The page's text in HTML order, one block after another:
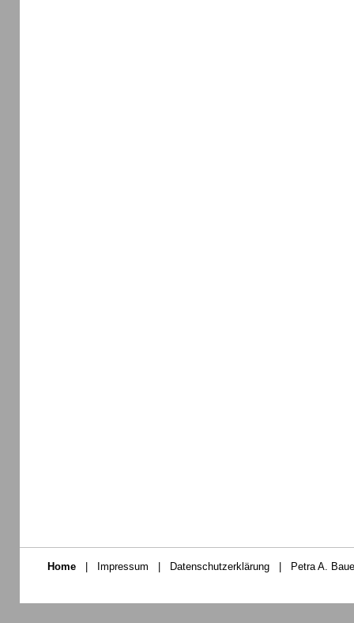
Home Impressum Datenschutzerklärung Petra A.